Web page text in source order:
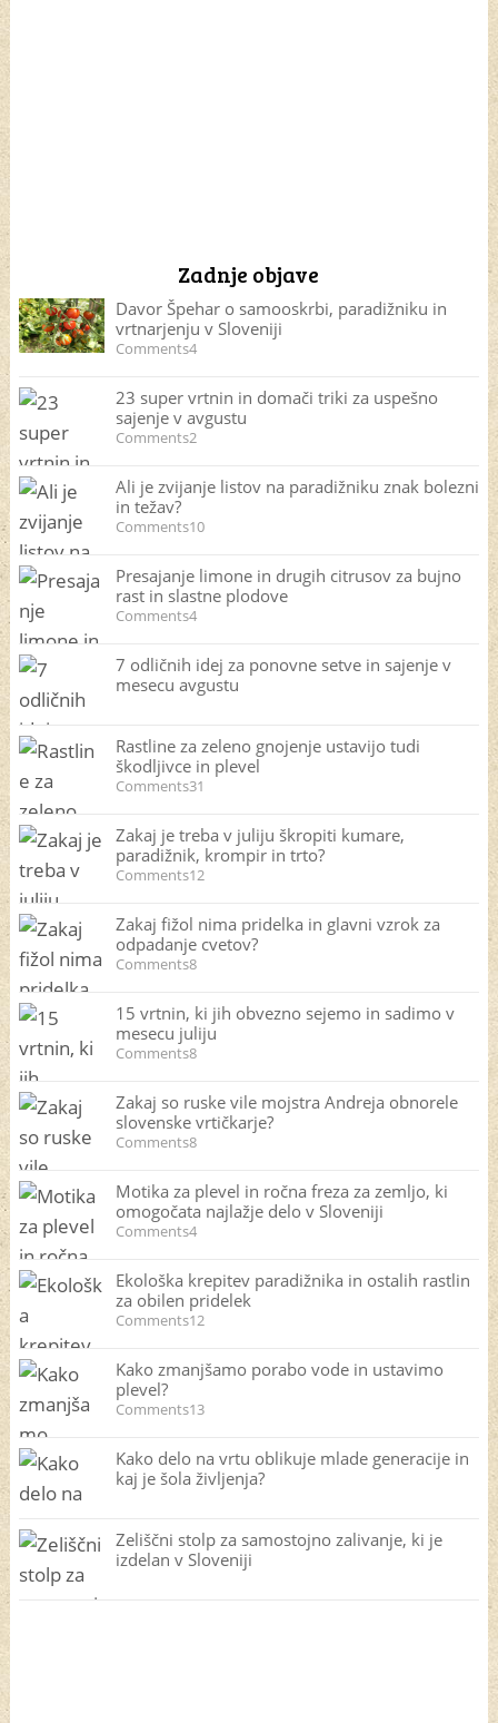
Zadnje objave
Davor Špehar o samooskrbi, paradižniku in
vrtnarjenju v Sloveniji
Comments4
23 super vrtnin in domači triki za uspešno
sajenje v avgustu
Comments2
Ali je zvijanje listov na paradižniku znak bolezni
in težav?
Comments10
Presajanje limone in drugih citrusov za bujno
rast in slastne plodove
Comments4
7 odličnih idej za ponovne setve in sajenje v
mesecu avgustu
Rastline za zeleno gnojenje ustavijo tudi
škodljivce in plevel
Comments31
Zakaj je treba v juliju škropiti kumare,
paradižnik, krompir in trto?
Comments12
Zakaj fižol nima pridelka in glavni vzrok za
odpadanje cvetov?
Comments8
15 vrtnin, ki jih obvezno sejemo in sadimo v
mesecu juliju
Comments8
Zakaj so ruske vile mojstra Andreja obnorele
slovenske vrtičkarje?
Comments8
Motika za plevel in ročna freza za zemljo, ki
omogočata najlažje delo v Sloveniji
Comments4
Ekološka krepitev paradižnika in ostalih rastlin
za obilen pridelek
Comments12
Kako zmanjšamo porabo vode in ustavimo
plevel?
Comments13
Kako delo na vrtu oblikuje mlade generacije in
kaj je šola življenja?
Zeliščni stolp za samostojno zalivanje, ki je
izdelan v Sloveniji